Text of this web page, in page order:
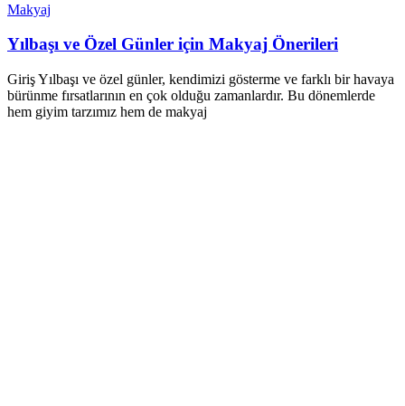
Makyaj
Yılbaşı ve Özel Günler için Makyaj Önerileri
Giriş Yılbaşı ve özel günler, kendimizi gösterme ve farklı bir havaya
bürünme fırsatlarının en çok olduğu zamanlardır. Bu dönemlerde
hem giyim tarzımız hem de makyaj